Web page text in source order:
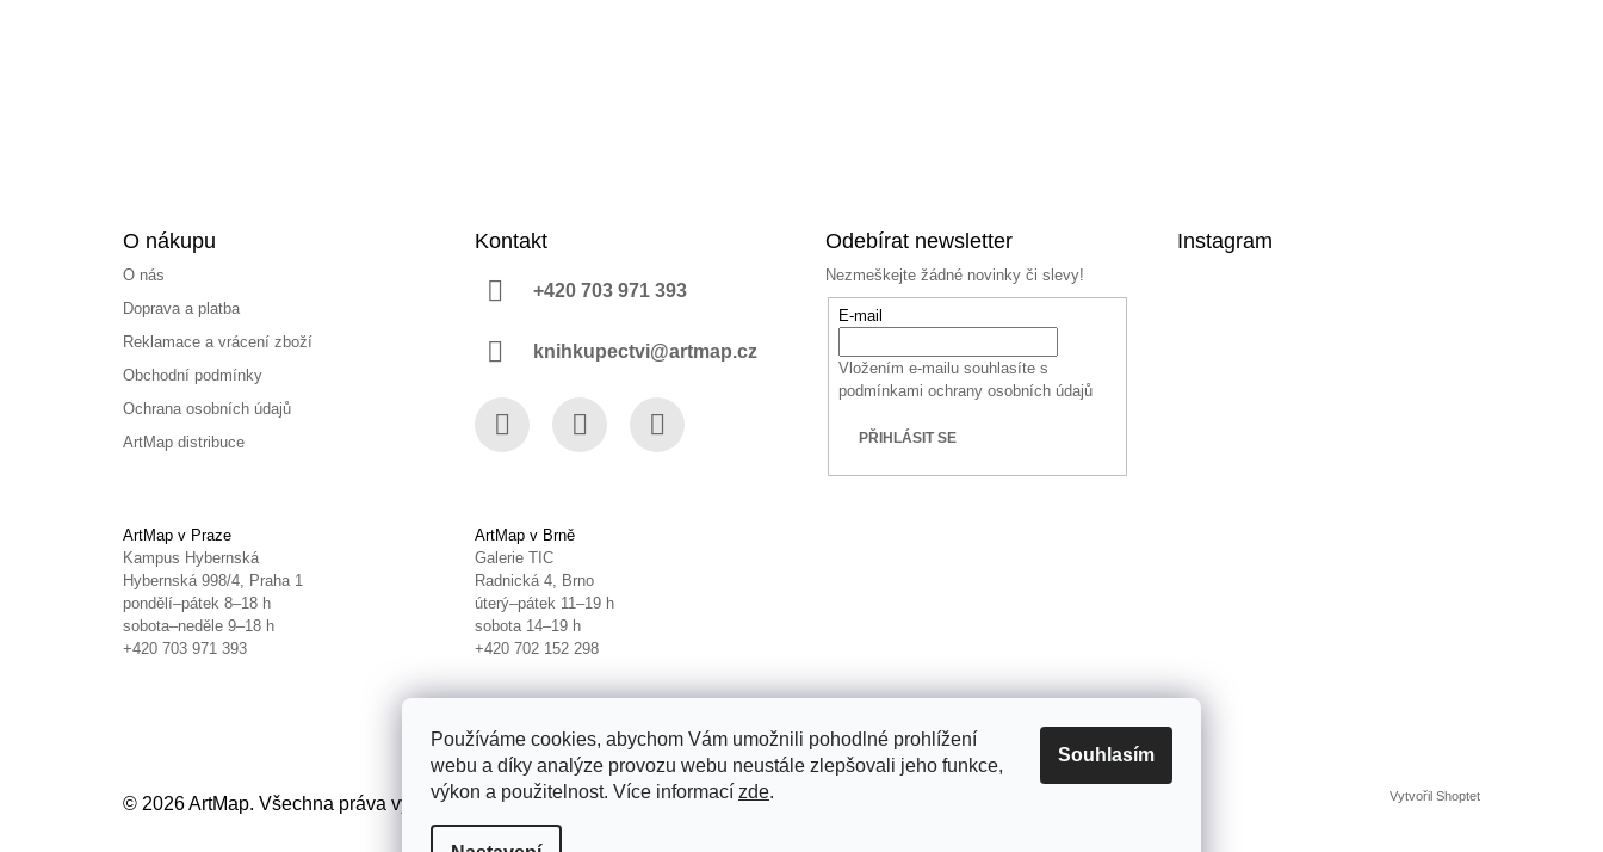
Používáme cookies, abychom Vám umožnili pohodlné prohlížení
webu a díky analýze provozu webu neustále zlepšovali jeho funkce,
výkon a použitelnost. Více informací zde.
Souhlasím
O nákupu
O nás
Doprava a platba
Reklamace a vrácení zboží
Obchodní podmínky
Ochrana osobních údajů
ArtMap distribuce
Kontakt
+420 703 971 393
knihkupectvi@artmap.cz
Odebírat newsletter
Nezmeškejte žádné novinky či slevy!
E-mail
Vložením e-mailu souhlasíte s
podmínkami ochrany osobních údajů
PŘIHLÁSIT SE
Instagram
ArtMap v Praze
Kampus Hybernská
Hybernská 998/4, Praha 1
pondělí–pátek 8–18 h
sobota–neděle 9–18 h
+420 703 971 393
ArtMap v Brně
Galerie TIC
Radnická 4, Brno
úterý–pátek 11–19 h
sobota 14–19 h
+420 702 152 298
© 2026 ArtMap. Všechna práva vyhrazena.Upravit nastavení cookies